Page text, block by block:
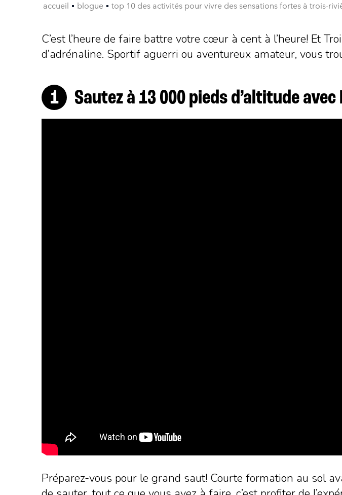
accueil blogue top 10 des activités pour vivre des sensations fortes à trois-
C’est l’heure de faire battre votre cœur à cent à l’heure! Et
d’adrénaline. Sportif aguerri ou aventureux amateur, vous
Sautez à 13 000 pieds d’altitude
Préparez-vous pour le grand saut! Courte formation au sol